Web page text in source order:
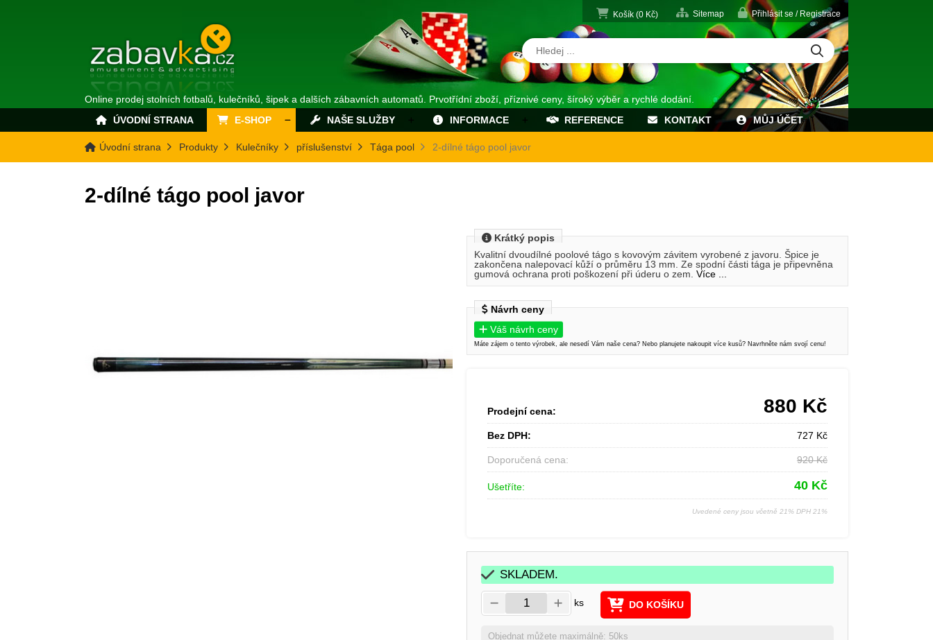
Košík (0 Kč) Sitemap Přihlásit se / Registrace
Online prodej stolních fotbalů, kulečníků, šipek a dalších zábavních automatů. Prvotřídní zboží, příznivé ceny, šíroký výběr a rychlé dodání.
ÚVODNÍ STRANA
E-SHOP NAŠE SLUŽBY INFORMACE REFERENCE KONTAKT MŮJ ÚČET
Úvodní strana Produkty Kulečníky příslušenství Tága pool 2-dílné tágo pool javor
2-dílné tágo pool javor
Krátký popis
Kvalitní dvoudílné poolové tágo s kovovým závitem vyrobené z javoru. Špice je
zakončena nalepovací kůží o průměru 13 mm. Ze spodní části tága je připevněna
gumová ochrana proti poškození při úderu o zem. Více ...
Návrh ceny
Váš návrh ceny
Máte zájem o tento výrobek, ale nesedí Vám naše cena? Nebo planujete nakoupit více kusů? Navrhněte nám svojí cenu!
Prodejní cena: 880 Kč
Bez DPH: 727 Kč
Doporučená cena: 920Kč
Ušetříte: 40 Kč
Uvedené ceny jsou včetně 21% DPH 21%
SKLADEM.
ks DO KOŠÍKU
Objednat můžete maximálně: 50ks